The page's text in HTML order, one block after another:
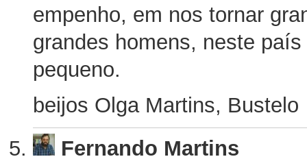
empenho, em nos tornar
grandes homens, neste
pequeno.
beijos Olga Martins, Bustelo
Fernando Martins